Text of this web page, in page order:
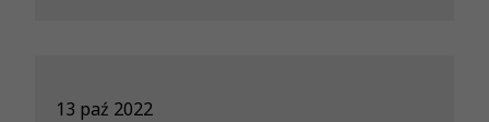
13 paź 2022